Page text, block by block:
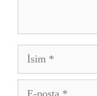
İsim